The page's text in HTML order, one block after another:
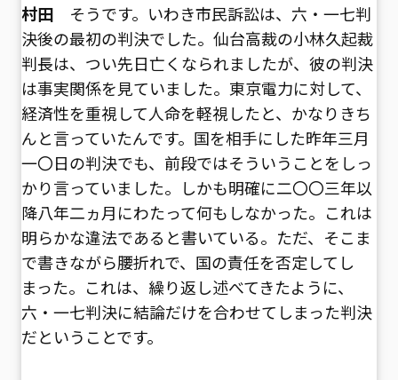
村田そうです。いわき市民訴訟は、六・一七判
決後の最初の判決でした。仙台高裁の小林久起裁
判長は、つい先日亡くなられましたが、彼の判決
は事実関係を見ていました。東京電力に対して、
経済性を重視して人命を軽視したと、かなりきち
んと言っていたんです。国を相手にした昨年三月
一〇日の判決でも、前段ではそういうことをしっ
かり言っていました。しかも明確に二〇〇三年以
降八年二ヵ月にわたって何もしなかった。これは
明らかな違法であると書いている。ただ、そこま
で書きながら腰折れで、国の責任を否定してし
まった。これは、繰り返し述べてきたように、
六・一七判決に結論だけを合わせてしまった判決
だということです。